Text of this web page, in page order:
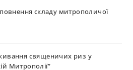
складу митрополичої
священичих риз у
Митрополії”